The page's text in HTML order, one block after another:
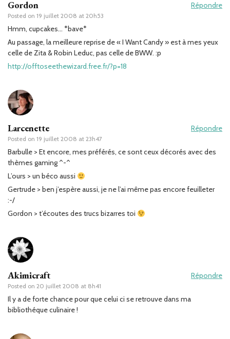
Gordon
Posted on 19 juillet 2008 at 20h53
Répondre
Hmm, cupcakes… *bave*
Au passage, la meilleure reprise de « I Want Candy » est à mes yeux
celle de Zita & Robin Leduc, pas celle de BWW. :p
http://offtoseethewizard.free.fr/?p=18
Larcenette
Posted on 19 juillet 2008 at 23h47
Répondre
Barbulle > Et encore, mes préférés, ce sont ceux décorés avec des
thèmes gaming ^-^
L’ours > un béco aussi
Gertrude > ben j’espère aussi, je ne l’ai même pas encore feuilleter
:-/
Gordon > t’écoutes des trucs bizarres toi
Akimicraft
Posted on 20 juillet 2008 at 8h41
Répondre
Il y a de forte chance pour que celui ci se retrouve dans ma
bibliothéque culinaire !